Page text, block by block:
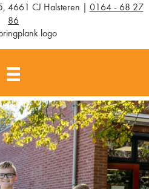
4661 CJ Halsteren | 0164 - 68 27
86